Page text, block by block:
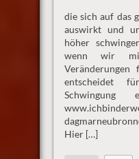
die sich auf das
auswirkt und
höher
wenn wir
entscheidet
Hier […]